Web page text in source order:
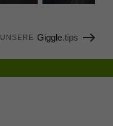
UNSERE Giggle.tips